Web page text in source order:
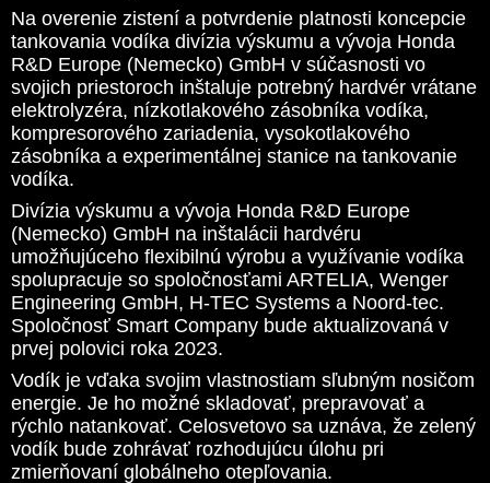
Na overenie zistení a potvrdenie platnosti koncepcie
tankovania vodíka divízia výskumu a vývoja Honda
R&D Europe (Nemecko) GmbH v súčasnosti vo
svojich priestoroch inštaluje potrebný hardvér vrátane
elektrolyzéra, nízkotlakového zásobníka vodíka,
kompresorového zariadenia, vysokotlakového
zásobníka a experimentálnej stanice na tankovanie
vodíka.
Divízia výskumu a vývoja Honda R&D Europe
(Nemecko) GmbH na inštalácii hardvéru
umožňujúceho flexibilnú výrobu a využívanie vodíka
spolupracuje so spoločnosťami ARTELIA, Wenger
Engineering GmbH, H-TEC Systems a Noord-tec.
Spoločnosť Smart Company bude aktualizovaná v
prvej polovici roka 2023.
Vodík je vďaka svojim vlastnostiam sľubným nosičom
energie. Je ho možné skladovať, prepravovať a
rýchlo natankovať. Celosvetovo sa uznáva, že zelený
vodík bude zohrávať rozhodujúcu úlohu pri
zmierňovaní globálneho otepľovania.